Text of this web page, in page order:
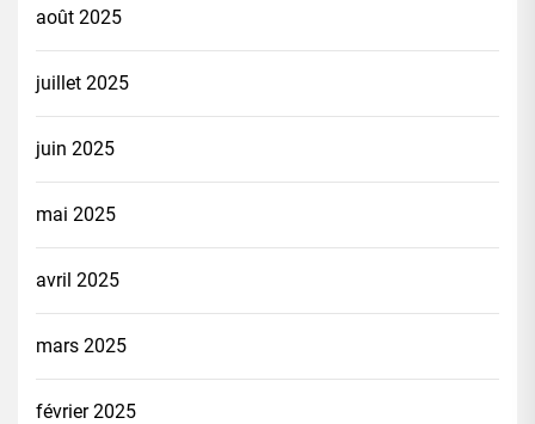
août 2025
juillet 2025
juin 2025
mai 2025
avril 2025
mars 2025
février 2025